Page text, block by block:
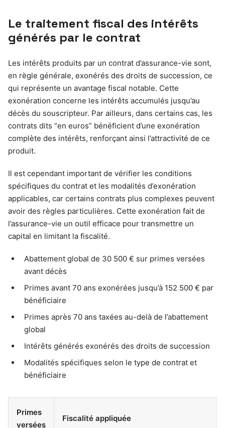
Le traitement fiscal des intérêts
générés par le contrat
Les intérêts produits par un contrat d’assurance-vie sont,
en règle générale, exonérés des droits de succession, ce
qui représente un avantage fiscal notable. Cette
exonération concerne les intérêts accumulés jusqu’au
décès du souscripteur. Par ailleurs, dans certains cas, les
contrats dits “en euros” bénéficient d’une exonération
complète des intérêts, renforçant ainsi l’attractivité de ce
produit.
Il est cependant important de vérifier les conditions
spécifiques du contrat et les modalités d’exonération
applicables, car certains contrats plus complexes peuvent
avoir des règles particulières. Cette exonération fait de
l’assurance-vie un outil efficace pour transmettre un
capital en limitant la fiscalité.
Abattement global de 30 500 € sur primes versées
avant décès
Primes avant 70 ans exonérées jusqu’à 152 500 € par
bénéficiaire
Primes après 70 ans taxées au-delà de l’abattement
global
Intérêts générés exonérés des droits de succession
Modalités spécifiques selon le type de contrat et
bénéficiaire
Primes
versées
Fiscalité appliquée